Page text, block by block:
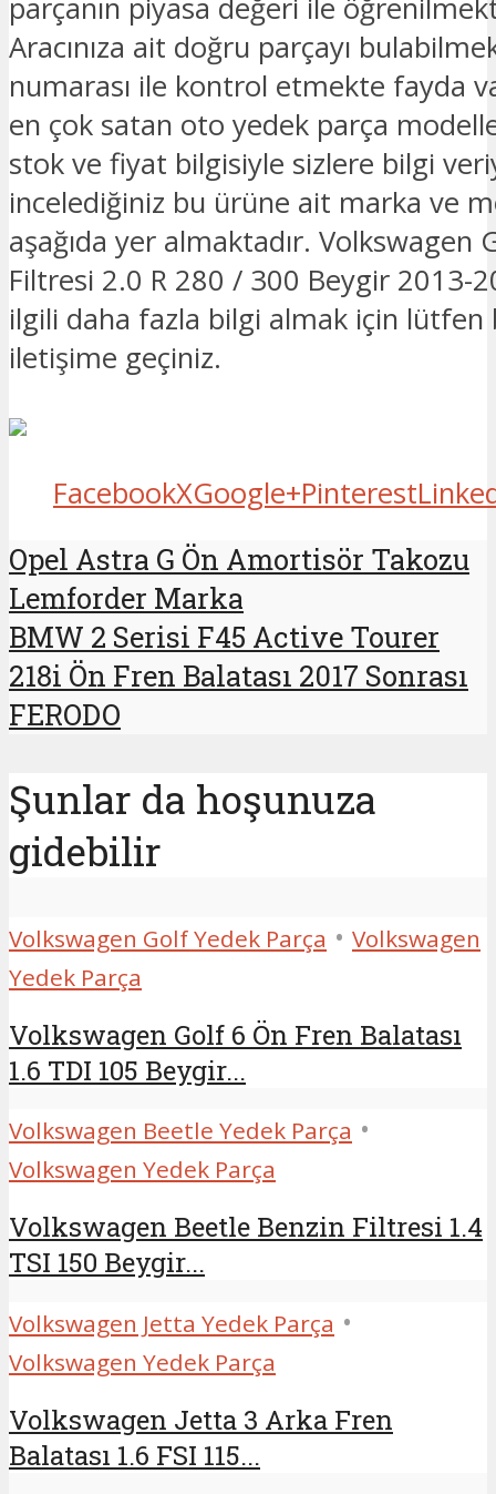
parçanın piyasa değeri ile
Aracınıza ait doğru parçayı
numarası ile kontrol etmekte fayda
en çok satan oto yedek parça
stok ve fiyat bilgisiyle sizlere bilgi
incelediğiniz bu ürüne ait marka ve
aşağıda yer almaktadır. Volkswagen
Filtresi 2.0 R 280 / 300 Beygir 2013-
ilgili daha fazla bilgi almak için lütfen
iletişime geçiniz.
FacebookXGoogle+Pinterest
Opel Astra G Ön Amortisör Takozu
Lemforder Marka
BMW 2 Serisi F45 Active Tourer
218i Ön Fren Balatası 2017 Sonrası
FERODO
Şunlar da hoşunuza
gidebilir
Volkswagen Golf Yedek Parça • Volkswagen
Yedek Parça
Volkswagen Golf 6 Ön Fren Balatası
1.6 TDI 105 Beygir...
Volkswagen Beetle Yedek Parça •
Volkswagen Yedek Parça
Volkswagen Beetle Benzin Filtresi 1.4
TSI 150 Beygir...
Volkswagen Jetta Yedek Parça •
Volkswagen Yedek Parça
Volkswagen Jetta 3 Arka Fren
Balatası 1.6 FSI 115...